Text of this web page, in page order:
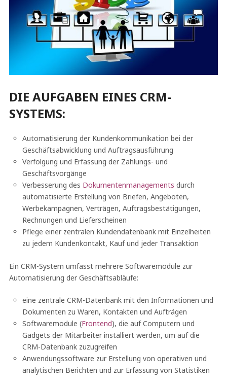
DIE AUFGABEN EINES CRM-
SYSTEMS:
Automatisierung der Kundenkommunikation bei der
Geschäftsabwicklung und Auftragsausführung
Verfolgung und Erfassung der Zahlungs- und
Geschäftsvorgänge
Verbesserung des Dokumentenmanagements durch
automatisierte Erstellung von Briefen, Angeboten,
Werbekampagnen, Verträgen, Auftragsbestätigungen,
Rechnungen und Lieferscheinen
Pflege einer zentralen Kundendatenbank mit Einzelheiten
zu jedem Kundenkontakt, Kauf und jeder Transaktion
Ein CRM-System umfasst mehrere Softwaremodule zur
Automatisierung der Geschäftsabläufe:
eine zentrale CRM-Datenbank mit den Informationen und
Dokumenten zu Waren, Kontakten und Aufträgen
Softwaremodule (Frontend), die auf Computern und
Gadgets der Mitarbeiter installiert werden, um auf die
CRM-Datenbank zuzugreifen
Anwendungssoftware zur Erstellung von operativen und
analytischen Berichten und zur Erfassung von Statistiken